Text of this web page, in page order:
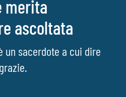
merita
ascoltata
un sacerdote a cui dire
grazie.